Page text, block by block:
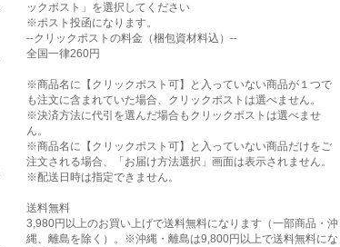
ックポスト」を選択してください
※ポスト投函になります。
--クリックポストの料金（梱包資材料込）--
全国一律260円
※商品名に【クリックポスト可】と入っていない商品が１つで
も注文に含まれていた場合、クリックポストは選べません。
※決済方法に代引を選んだ場合もクリックポストは選べませ
ん。
※商品名に【クリックポスト可】と入っていない商品だけをご
注文される場合、「お届け方法選択」画面は表示されません。
※配送日時は指定できません。
送料無料
3,980円以上のお買い上げで送料無料になります（一部商品・沖
縄、離島を除く）。※沖縄・離島は9,800円以上で送料無料にな